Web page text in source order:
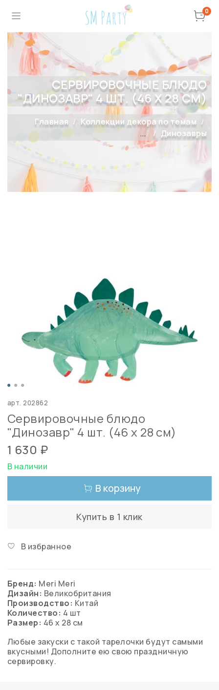
0
СЕРВИРОВОЧНЫЕ БЛЮДО
"ДИНОЗАВР" 4 ШТ. (46 Х 28 СМ)
Главная
Коллекции декора по темам
...
Динозавры
арт.202862
Сервировочные блюдо
"Динозавр" 4 шт. (46 х 28 см)
1 630 ₽
В наличии
В корзину
Купить в 1 клик
В избранное
Бренд: Meri Meri
Дизайн: Великобритания
Производство: Китай
Количество: 4 шт
Размер: 46 х 28 см
Любые закуски с такой тарелочки будут самыми
вкусными! Дополните ею свою праздничную
сервировку.